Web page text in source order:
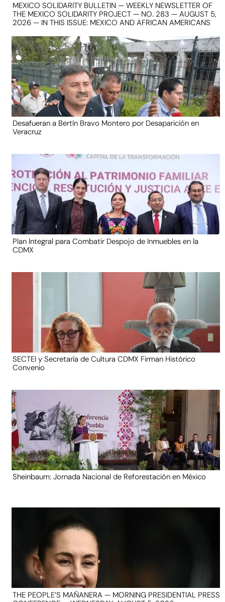
MEXICO SOLIDARITY BULLETIN — WEEKLY NEWSLETTER OF
THE MEXICO SOLIDARITY PROJECT — NO. 283 — AUGUST 5,
2026 — IN THIS ISSUE: MEXICO AND AFRICAN AMERICANS
Desafueran a Bertín Bravo Montero por Desaparición en
Veracruz
Plan Integral para Combatir Despojo de Inmuebles en la
CDMX
SECTEI y Secretaría de Cultura CDMX Firman Histórico
Convenio
Sheinbaum: Jornada Nacional de Reforestación en México
THE PEOPLE’S MAÑANERA — MORNING PRESIDENTIAL PRESS